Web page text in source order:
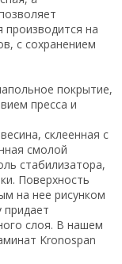
на
с сохранением
покрытие,
пресса и
склеенная с
смолой
стабилизатора,
Поверхность
на нее рисунком
придает
слоя. В нашем
Kronospan